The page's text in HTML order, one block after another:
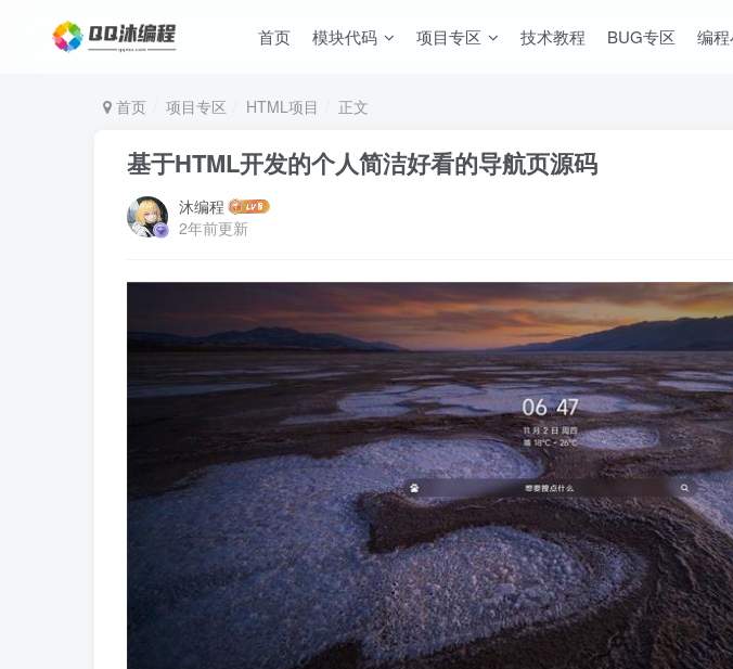
首页 模块代码 项目专区 技术教程 BUG专区 编
首页 项目专区 HTML项目 正文
基于HTML开发的个人简洁好看的导航页源码
沐编程
2年前更新